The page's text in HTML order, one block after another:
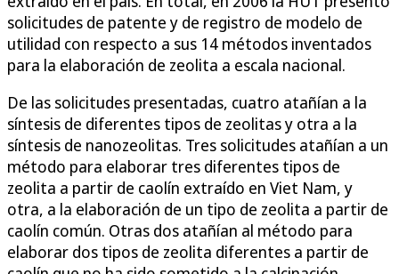
solicitudes de patente y de registro de modelo de
utilidad con respecto a sus 14 métodos inventados
para la elaboración de zeolita a escala nacional.
De las solicitudes presentadas, cuatro atañían a la
síntesis de diferentes tipos de zeolitas y otra a la
síntesis de nanozeolitas. Tres solicitudes atañían a un
método para elaborar tres diferentes tipos de
zeolita a partir de caolín extraído en Viet Nam, y
otra, a la elaboración de un tipo de zeolita a partir de
caolín común. Otras dos atañían al método para
elaborar dos tipos de zeolita diferentes a partir de